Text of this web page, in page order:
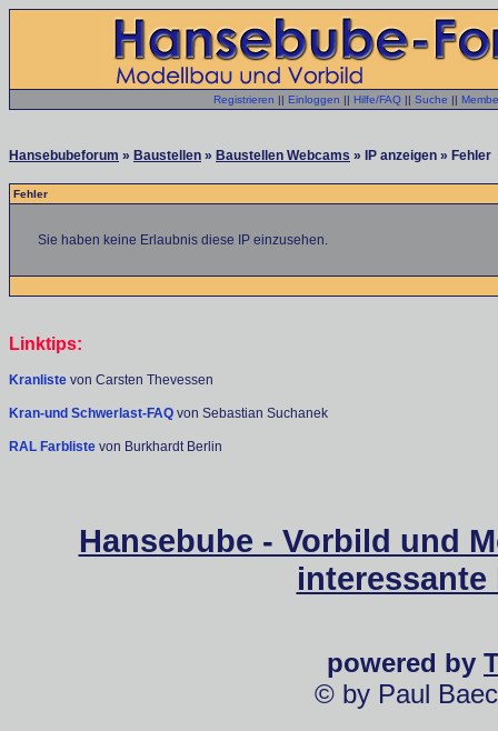
Registrieren || Einloggen || Hilfe/FAQ || Suche ||
Hansebubeforum » Baustellen » Baustellen Webcams » IP anzeigen » Fehler
Fehler
Sie haben keine Erlaubnis diese IP einzusehen.
Linktips:
Kranliste von Carsten Thevessen
Kran-und Schwerlast-FAQ von Sebastian Suchanek
RAL Farbliste von Burkhardt Berlin
Hansebube - Vorbild und
powered by
© by Paul